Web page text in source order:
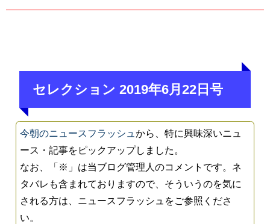
セレクション 2019年6月22日号
今朝のニュースフラッシュから、特に興味深いニュ
ース・記事をピックアップしました。
なお、「※」は当ブログ管理人のコメントです。ネ
タバレも含まれておりますので、そういうのを気に
される方は、ニュースフラッシュをご参照くださ
い。